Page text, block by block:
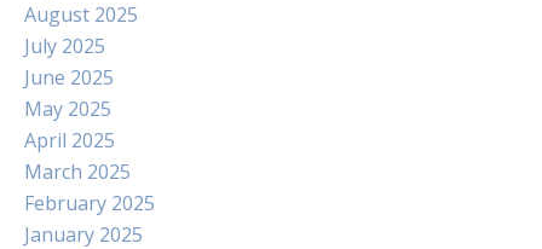
August 2025
July 2025
June 2025
May 2025
April 2025
March 2025
February 2025
January 2025